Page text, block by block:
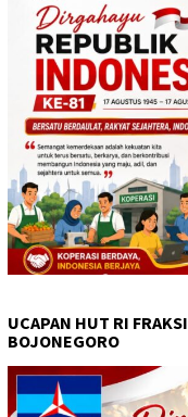
UCAPAN HUT RI
BOJONEGORO